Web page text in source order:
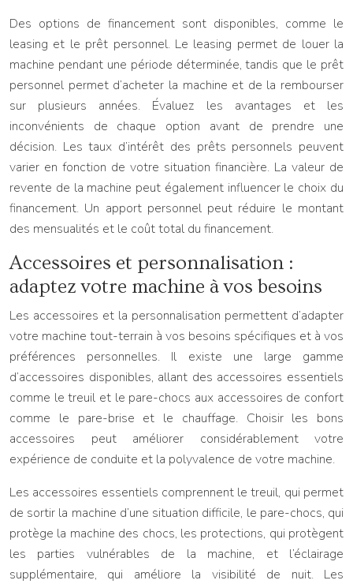
Des options de financement sont disponibles, comme le
leasing et le prêt personnel. Le leasing permet de louer la
machine pendant une période déterminée, tandis que le prêt
personnel permet d’acheter la machine et de la rembourser
sur plusieurs années. Évaluez les avantages et les
inconvénients de chaque option avant de prendre une
décision. Les taux d’intérêt des prêts personnels peuvent
varier en fonction de votre situation financière. La valeur de
revente de la machine peut également influencer le choix du
financement. Un apport personnel peut réduire le montant
des mensualités et le coût total du financement.
Accessoires et personnalisation :
adaptez votre machine à vos besoins
Les accessoires et la personnalisation permettent d’adapter
votre machine tout-terrain à vos besoins spécifiques et à vos
préférences personnelles. Il existe une large gamme
d’accessoires disponibles, allant des accessoires essentiels
comme le treuil et le pare-chocs aux accessoires de confort
comme le pare-brise et le chauffage. Choisir les bons
accessoires peut améliorer considérablement votre
expérience de conduite et la polyvalence de votre machine.
Les accessoires essentiels comprennent le treuil, qui permet
de sortir la machine d’une situation difficile, le pare-chocs, qui
protège la machine des chocs, les protections, qui protègent
les parties vulnérables de la machine, et l’éclairage
supplémentaire, qui améliore la visibilité de nuit. Les